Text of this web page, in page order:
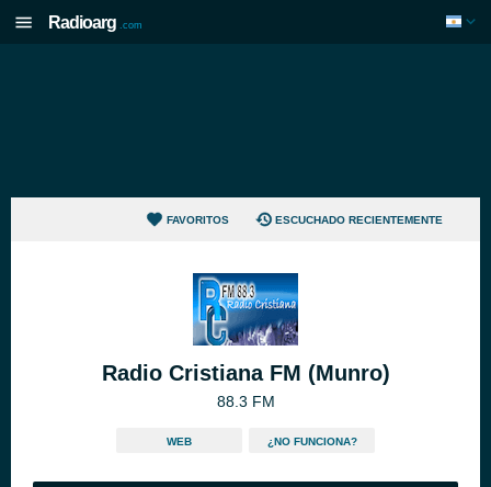
Radioarg .com
FAVORITOS ESCUCHADO RECIENTEMENTE
Radio Cristiana FM (Munro)
88.3 FM
WEB ¿NO FUNCIONA?